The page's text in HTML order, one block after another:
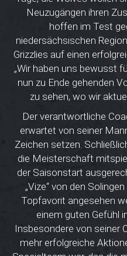
Neuzugängen ihren
hoffen im Test
niedersächsischen
Grizzlies auf einen
„Wir haben uns bewusst
nun zu Ende gehenden
zu sehen, wo wir
Der verantwortliche
erwartet von seiner
Zeichen setzen.
die Meisterschaft
der Saisonstart
„Vize“ von den
Topfavorit angesehen
einem guten Gefühl
Insbesondere von seiner
mehr erfolgreiche